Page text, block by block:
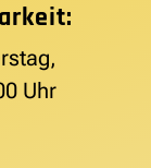
Uhr